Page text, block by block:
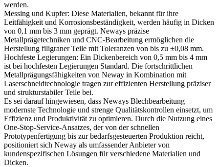
werden.
Messing und Kupfer: Diese Materialien, bekannt für ihre
Leitfähigkeit und Korrosionsbeständigkeit, werden häufig in Dicken
von 0,1 mm bis 3 mm geprägt. Neways präzise
Metallprägetechniken und CNC-Bearbeitung ermöglichen die
Herstellung filigraner Teile mit Toleranzen von bis zu ±0,08 mm.
Hochfeste Legierungen: Ein Dickenbereich von 0,5 mm bis 4 mm
ist bei hochfesten Legierungen Standard. Die fortschrittlichen
Metallprägungsfähigkeiten von Neway in Kombination mit
Laserschneidtechnologie tragen zur effizienten Herstellung präziser
und strukturstabiler Teile bei.
Es sei darauf hingewiesen, dass Neways Blechbearbeitung
modernste Technologie und strenge Qualitätskontrollen einsetzt, um
Effizienz und Produktivität zu optimieren. Durch die Nutzung eines
One-Stop-Service-Ansatzes, der von der schnellen
Prototypenfertigung bis zur bedarfsgesteuerten Produktion reicht,
positioniert sich Neway als umfassender Anbieter von
kundenspezifischen Lösungen für verschiedene Materialien und
Dicken.